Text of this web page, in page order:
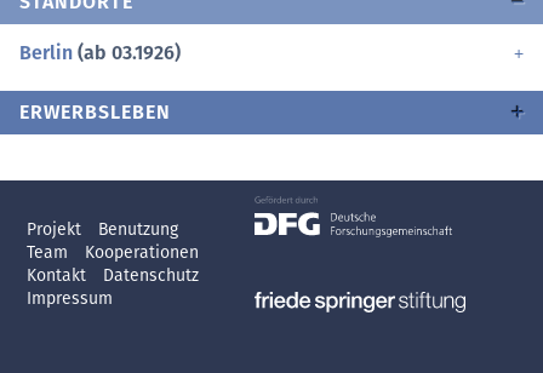
Berlin (ab 03.1926)
ERWERBSLEBEN
Projekt
Benutzung
Team
Kooperationen
Kontakt
Datenschutz
Impressum